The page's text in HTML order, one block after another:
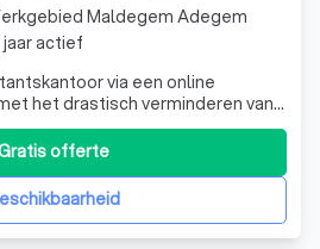
via een online
het drastisch verminderen van
een vaste maandelijkse prijs:
onze
website. Burotim is een
Accountants & Belastingcons
offerte
Maldegem Adegem
jaar actief